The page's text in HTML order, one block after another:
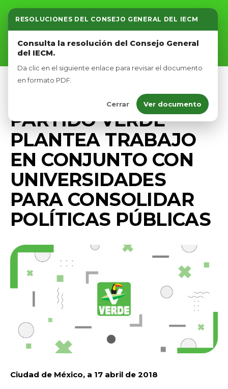
RESOLUCIONES DEL CONSEJO GENERAL DEL IECM
Consulta la resolución del Consejo General
del IECM.
Da clic en el siguiente enlace para revisar el documento
en formato PDF.
Cerrar Ver documento
Inicio
Nosotros
Afíliate
PARTIDO VERDE
PLANTEA TRABAJO
EN CONJUNTO CON
UNIVERSIDADES
PARA CONSOLIDAR
POLÍTICAS PÚBLICAS
Ciudad de México, a 17 abril de 2018